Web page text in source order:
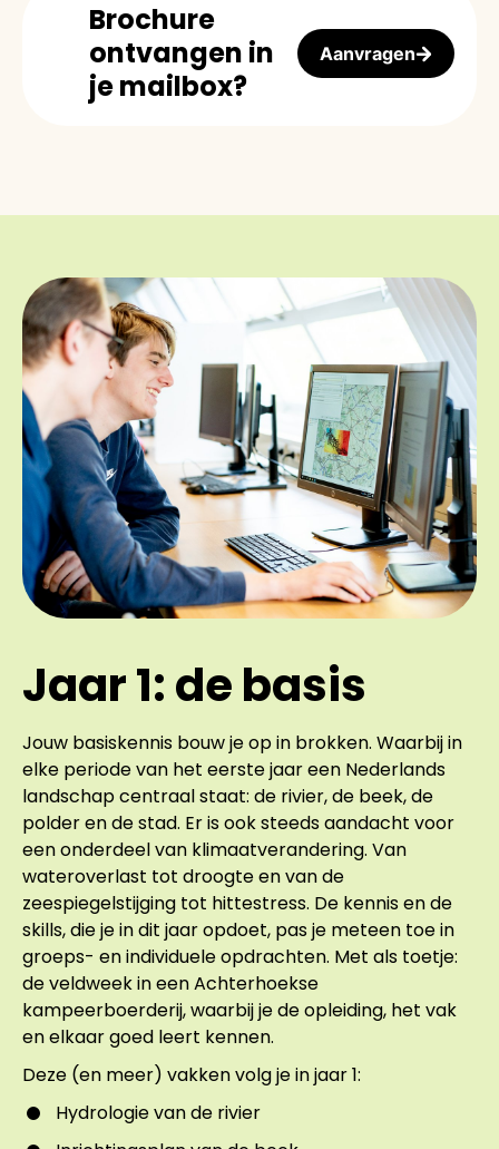
Brochure
ontvangen in
je mailbox?
Aanvragen
Jaar 1: de basis
Jouw basiskennis bouw je op in brokken. Waarbij in
elke periode van het eerste jaar een Nederlands
landschap centraal staat: de rivier, de beek, de
polder en de stad. Er is ook steeds aandacht voor
een onderdeel van klimaatverandering. Van
wateroverlast tot droogte en van de
zeespiegelstijging tot hittestress. De kennis en de
skills, die je in dit jaar opdoet, pas je meteen toe in
groeps- en individuele opdrachten. Met als toetje:
de veldweek in een Achterhoekse
kampeerboerderij, waarbij je de opleiding, het vak
en elkaar goed leert kennen.
Deze (en meer) vakken volg je in jaar 1:
Hydrologie van de rivier